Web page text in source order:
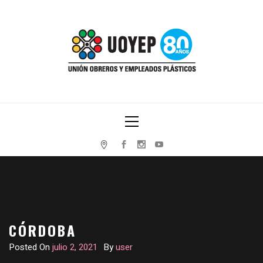
UNIÓN OBREROS Y EMPLEADOS PLÁSTICOS
Menu
CÓRDOBA
Posted On julio 2, 2021 Byuser